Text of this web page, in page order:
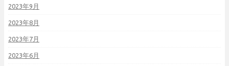
2023年9月
2023年8月
2023年7月
2023年6月